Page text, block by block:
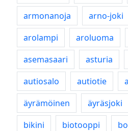
armonanoja
arno-joki
arolampi
aroluoma
asemasaari
asturia
autiosalo
autiotie
äyrämöinen
äyräsjoki
bikini
biotooppi